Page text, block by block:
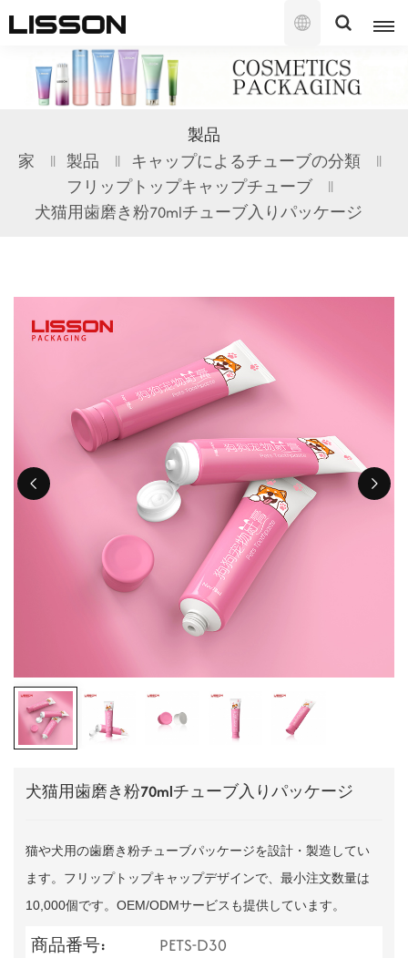
語
English
français
русский
日本語
한국의
ไทย
Tiếng việt
中文
製品
家 製品
キャップによるチューブの分類
フリップトップキャップチューブ
犬猫用歯磨き粉70mlチューブ入りパッケージ
犬猫用歯磨き粉70mlチューブ入りパッケージ
猫や犬用の歯磨き粉チューブパッケージを設計・製造してい
ます。フリップトップキャップデザインで、最小注文数量は
10,000個です。OEM/ODMサービスも提供しています。
商品番号:
PETS-D30